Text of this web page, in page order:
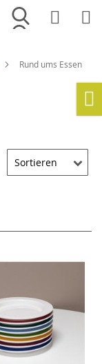
Merkliste
Rund ums Essen